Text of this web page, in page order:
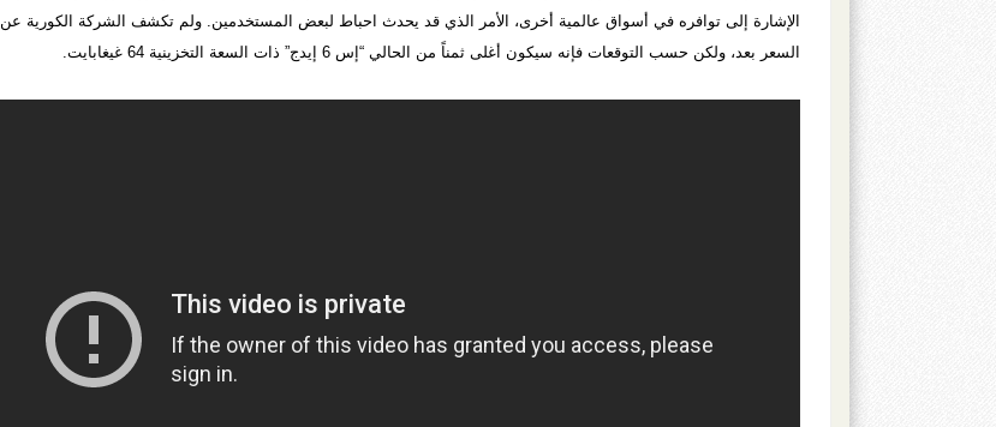
الإشارة إلى توافره في أسواق عالمية أخرى، الأمر الذي قد يحدث احباط لبعض المستخدمين. ولم تكشف الشركة الكورية عن
السعر بعد، ولكن حسب التوقعات فإنه سيكون أغلى ثمناً من الحالي “إس 6 إيدج” ذات السعة التخزينية 64 غيغابايت.